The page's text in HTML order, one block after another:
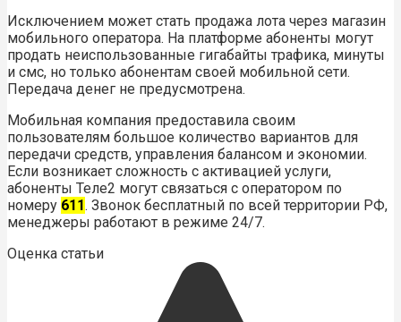
Исключением может стать продажа лота через магазин
мобильного оператора. На платформе абоненты могут
продать неиспользованные гигабайты трафика, минуты
и смс, но только абонентам своей мобильной сети.
Передача денег не предусмотрена.
Мобильная компания предоставила своим
пользователям большое количество вариантов для
передачи средств, управления балансом и экономии.
Если возникает сложность с активацией услуги,
абоненты Теле2 могут связаться с оператором по
номеру 611. Звонок бесплатный по всей территории РФ,
менеджеры работают в режиме 24/7.
Оценка статьи